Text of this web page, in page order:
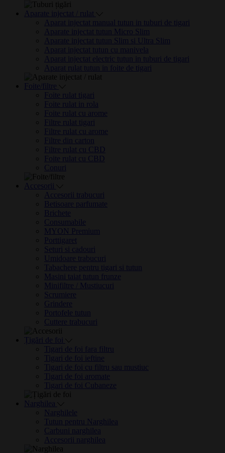
Aparate injectat / rulat
Aparat injectat manual tutun in tuburi de tigari
Aparate injectat tutun Micro Slim
Aparate injectat tutun Slim si Ultra Slim
Aparat injectat tutun cu manivela
Aparat injectat electric tutun in tuburi de tigari
Aparat rulat tutun in foite de tigari
Foite/filtre
Foite rulat tigari
Foite rulat in rola
Foite rulat cu arome
Filtre rulat tigari
Filtre rulat cu arome
Filtre din carton
Filtre rulat cu CBD
Foite rulat cu CBD
Conuri
Accesorii
Accesorii trabucuri
Betisoare parfumate
Brichete
Consumabile
MYON Premium
Porttigaret
Seturi si cadouri
Umidoare trabucuri
Tabachere pentru tigari si tutun
Masini taiat tutun frunze
Minifiltre / Mustiucuri
Scrumiere
Grindere
Portofele tutun
Cuttere trabucuri
Țigări de foi
Tigari de foi fara filtru
Tigari de foi ieftine
Tigari de foi cu filtru sau mustiuc
Tigari de foi aromate
Tigari de foi Cubaneze
Narghilea
Narghilele
Tutun pentru Narghilea
Carbuni narghilea
Accesorii narghilea